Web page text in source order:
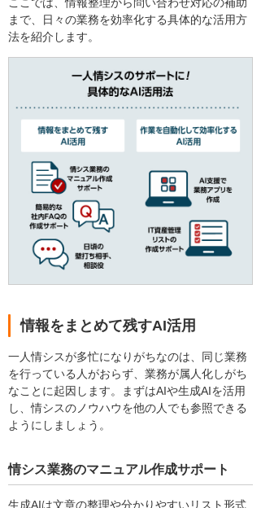
まで、日々の業務を効率化する具体的な活用方
法を紹介します。
情報をまとめて残すAI活用
一人情シスが多忙になりがちなのは、同じ業務
を行っている人がおらず、業務が属人化しがち
なことに起因します。まずはAIや生成AIを活用
し、情シスのノウハウを他の人でも参照できる
ようにしましょう。
情シス業務のマニュアル作成サポート
生成AIは文章の整理や分かりやすいリスト形式